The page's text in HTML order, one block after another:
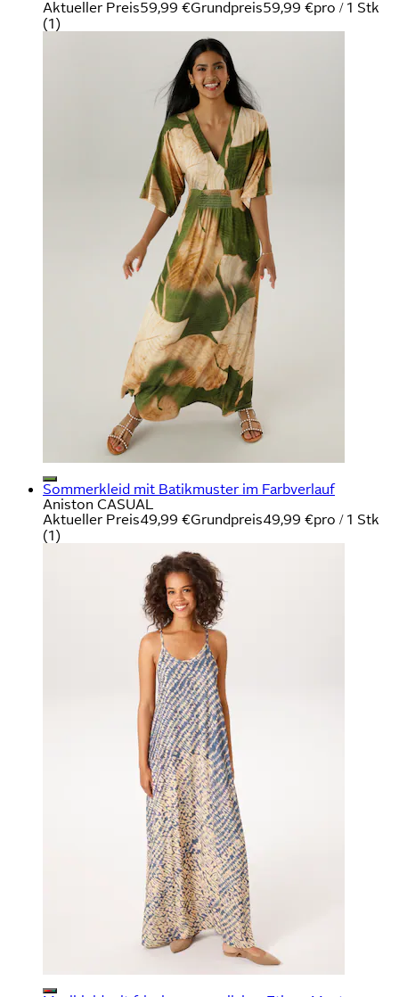
Aktueller Preis59,99 €Grundpreis59,99 €pro / 1 Stk
(1)
Sommerkleid mit Batikmuster im Farbverlauf
Aniston CASUAL
Aktueller Preis49,99 €Grundpreis49,99 €pro / 1 Stk
(1)